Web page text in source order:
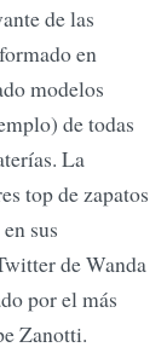
de las
en
modelos
de todas
La
top de zapatos
sus
de Wanda
por el más
Zanotti.